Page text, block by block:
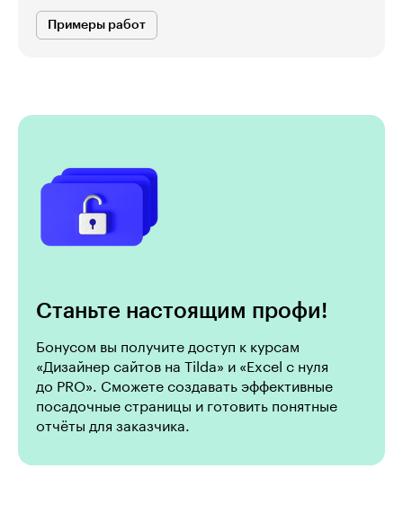
Примеры работ
Станьте настоящим профи!
Бонусом вы получите доступ к курсам
«Дизайнер сайтов на Tilda» и «Excel с нуля
до PRO». Сможете создавать эффективные
посадочные страницы и готовить понятные
отчёты для заказчика.